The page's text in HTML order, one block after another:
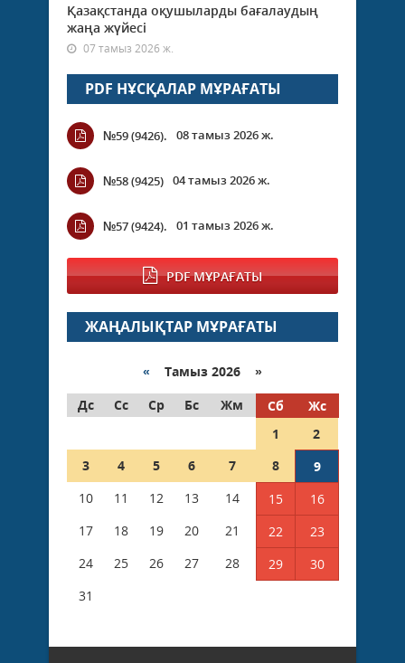
Қазақстанда оқушыларды бағалаудың
жаңа жүйесі
07 тамыз 2026 ж.
PDF НҰСҚАЛАР МҰРАҒАТЫ
№59 (9426). 08 тамыз 2026 ж.
№58 (9425) 04 тамыз 2026 ж.
№57 (9424). 01 тамыз 2026 ж.
PDF МҰРАҒАТЫ
ЖАҢАЛЫҚТАР МҰРАҒАТЫ
« Тамыз 2026 »
Дс
Сс Ср Бс Жм Сб
Жс
1
2
3
4 5 6 7 8
9
10
11 12 13 14 15
16
17
18 19 20 21 22
23
24
25 26 27 28 29
30
31